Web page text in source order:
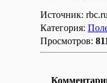
Источник:
Категория:
Просмотров: